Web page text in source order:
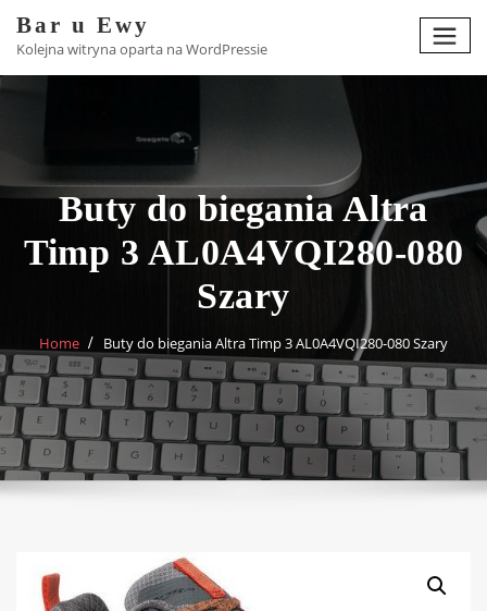
content
Bar u Ewy
Kolejna witryna oparta na WordPressie
Buty do biegania Altra
Timp 3 AL0A4VQI280-080
Szary
Home Buty do biegania Altra Timp 3 AL0A4VQI280-080 Szary